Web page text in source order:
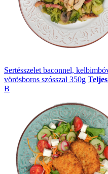
Sertésszelet baconnel,
vörösboros szósszal 350g
B